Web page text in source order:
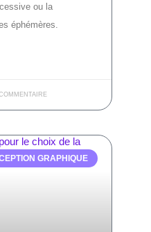
ou la
éphémères.
GRAPHIQUE